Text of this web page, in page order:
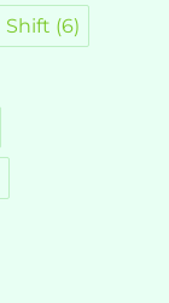
Shift (6)